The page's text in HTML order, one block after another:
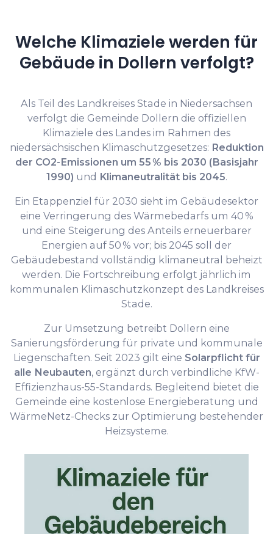
Welche Klimaziele werden für
Gebäude in Dollern verfolgt?
Als Teil des Landkreises Stade in Niedersachsen
verfolgt die Gemeinde Dollern die offiziellen
Klimaziele des Landes im Rahmen des
niedersächsischen Klimaschutzgesetzes: Reduktion
der CO2-Emissionen um 55 % bis 2030 (Basisjahr
1990) und Klimaneutralität bis 2045.
Ein Etappenziel für 2030 sieht im Gebäudesektor
eine Verringerung des Wärmebedarfs um 40 %
und eine Steigerung des Anteils erneuerbarer
Energien auf 50 % vor; bis 2045 soll der
Gebäudebestand vollständig klimaneutral beheizt
werden. Die Fortschreibung erfolgt jährlich im
kommunalen Klimaschutzkonzept des Landkreises
Stade.
Zur Umsetzung betreibt Dollern eine
Sanierungsförderung für private und kommunale
Liegenschaften. Seit 2023 gilt eine Solarpflicht für
alle Neubauten, ergänzt durch verbindliche KfW-
Effizienzhaus-55-Standards. Begleitend bietet die
Gemeinde eine kostenlose Energieberatung und
WärmeNetz-Checks zur Optimierung bestehender
Heizsysteme.